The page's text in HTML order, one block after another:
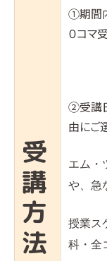
受
講
方
法
①期間
０コマ
②受講
由にご
エム・
や、急
授業ス
科・全